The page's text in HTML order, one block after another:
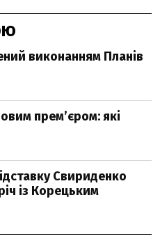
виконанням Планів
прем’єром: які
Свириденко
із Корецьким